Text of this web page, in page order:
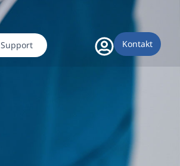
Support Kontakt